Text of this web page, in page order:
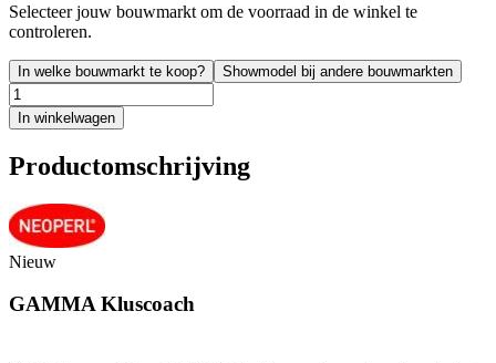
Selecteer jouw bouwmarkt om de voorraad in de winkel te
controleren.
In welke bouwmarkt te koop? Showmodel bij andere bouwmarkten
In winkelwagen
Productomschrijving
Nieuw
GAMMA Kluscoach